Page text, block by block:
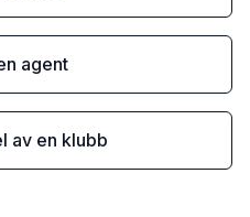
agent
av en klubb